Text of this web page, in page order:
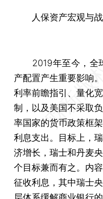
人保资产宏观与战
2019年至今，全球
产配置产生重要影响
利率前瞻指引、量化
制，以及美国不采取
率国家的货币政策框
利息支出。目标上，
济增长，瑞士和丹麦
个目标兼而有之。内
征收利息，其中瑞士